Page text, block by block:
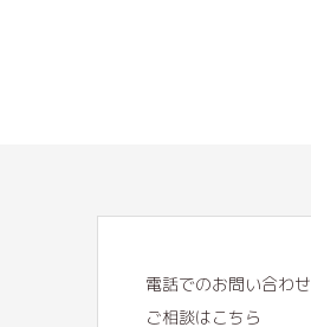
電話でのお問い合わせ
ご相談はこちら